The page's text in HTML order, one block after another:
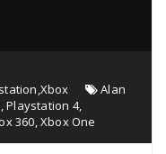
,Xbox
Alan
,Playstation 4,
360,Xbox One